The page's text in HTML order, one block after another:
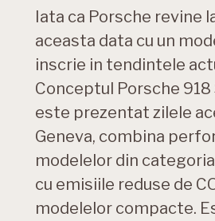
Iata ca Porsche revine
aceasta data cu un
inscrie in tendintele
Conceptul Porsche 918
este prezentat zilele
Geneva, combina
modelelor din
cu emisiile reduse de
modelelor compacte.